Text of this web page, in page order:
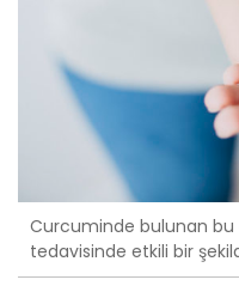
Curcuminde bulunan bu
tedavisinde etkili bir